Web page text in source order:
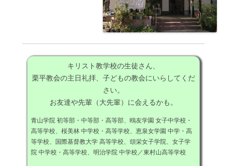
キリスト教学校の生徒さん、
栗平教会の主日礼拝、子どもの教会にいらしてくだ
さい。
お友達や先輩（大先輩）に会えるかも。
青山学院 初等部・中等部・高等部、鴎友学園 女子中学校・
高等学校、桜美林 中学校・高等学校、恵泉女学園 中学・高
等学校、国際基督教大学 高等学校、頌栄女子学院、女子学
院 中学校・高等学校、明治学院 中学校／東村山高等学校